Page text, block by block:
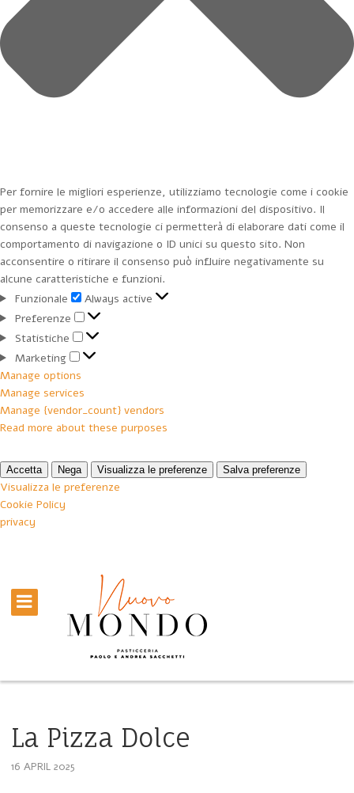
Per fornire le migliori esperienze, utilizziamo tecnologie come i cookie
per memorizzare e/o accedere alle informazioni del dispositivo. Il
consenso a queste tecnologie ci permetterà di elaborare dati come il
comportamento di navigazione o ID unici su questo sito. Non
acconsentire o ritirare il consenso può influire negativamente su
alcune caratteristiche e funzioni.
Funzionale
Funzionale
Always active
Preferenze
Preferenze
Statistiche
Statistiche
Marketing
Marketing
Manage options
Manage services
Manage {vendor_count} vendors
Read more about these purposes
Accetta Nega Visualizza le preferenze Salva preferenze
Visualizza le preferenze
Cookie Policy
privacy
La Pizza Dolce
16 APRIL 2025